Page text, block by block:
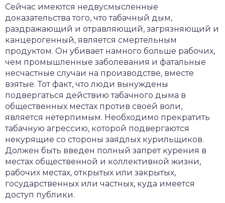
Сейчас имеются недвусмысленные
доказательства того, что табачный дым,
раздражающий и отравляющий, загрязняющий и
канцерогенный, является смертельным
продуктом. Он убивает намного больше рабочих,
чем промышленные заболевания и фатальные
несчастные случаи на производстве, вместе
взятые. Тот факт, что люди вынуждены
подвергаться действию табачного дыма в
общественных местах против своей воли,
является нетерпимым. Необходимо прекратить
табачную агрессию, которой подвергаются
некурящие со стороны заядлых курильщиков.
Должен быть введен полный запрет курения в
местах общественной и коллективной жизни,
рабочих местах, открытых или закрытых,
государственных или частных, куда имеется
доступ публики.